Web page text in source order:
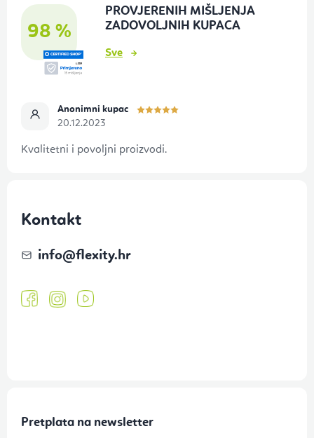
98 %
PROVJERENIH MIŠLJENJA
ZADOVOLJNIH KUPACA
Sve
Anonimni kupac
20.12.2023
Kvalitetni i povoljni proizvodi.
Kontakt
info@flexity.hr
Pretplata na newsletter